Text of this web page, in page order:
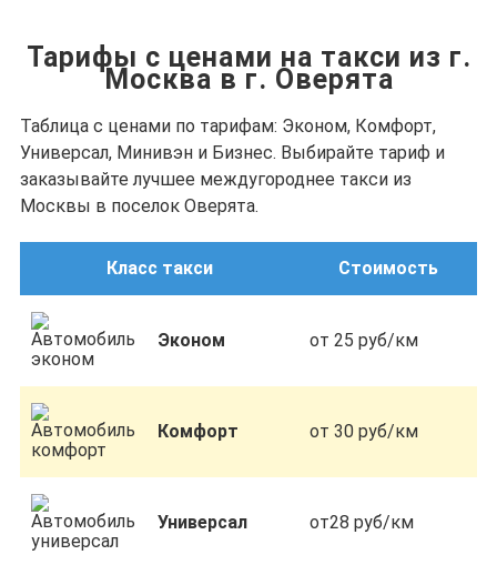
Тарифы с ценами на такси из г.
Москва в г. Оверята
Таблица с ценами по тарифам: Эконом, Комфорт,
Универсал, Минивэн и Бизнес. Выбирайте тариф и
заказывайте лучшее междугороднее такси из
Москвы в поселок Оверята.
Класс такси Стоимость
Эконом от 25 руб/км
Комфорт от 30 руб/км
Универсал от28 руб/км